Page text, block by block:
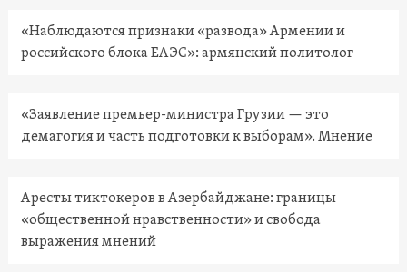
«Наблюдаются признаки «развода» Армении и
российского блока ЕАЭС»: армянский политолог
«Заявление премьер-министра Грузии — это
демагогия и часть подготовки к выборам». Мнение
Аресты тиктокеров в Азербайджане: границы
«общественной нравственности» и свобода
выражения мнений